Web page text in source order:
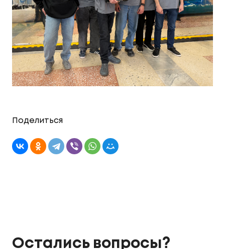
Поделиться
Остались вопросы?